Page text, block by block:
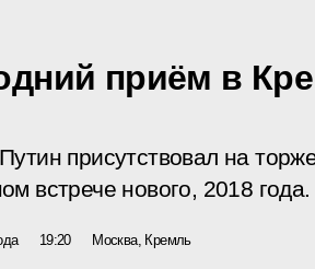
приём в
присутствовал на
встрече нового, 2018 года.
19:20 Москва, Кремль